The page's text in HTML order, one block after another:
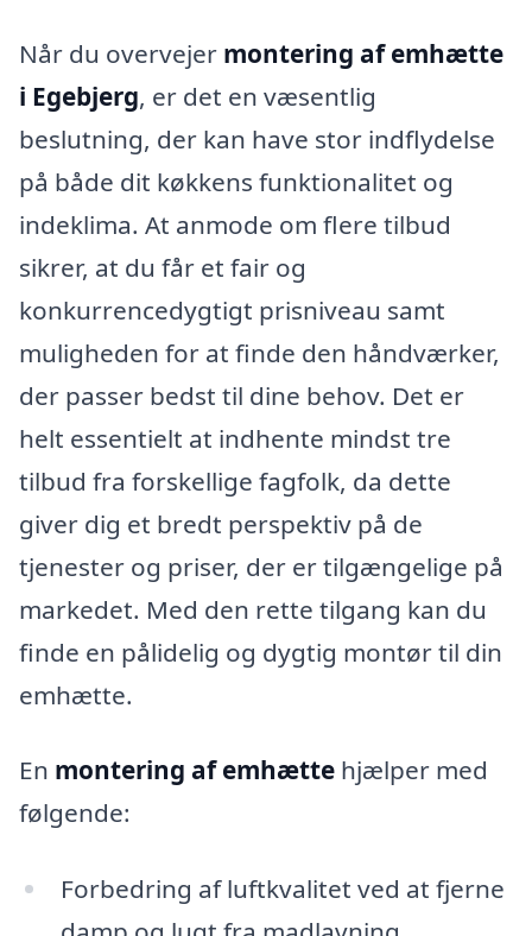
Når du overvejer montering af emhætte
i Egebjerg, er det en væsentlig
beslutning, der kan have stor indflydelse
på både dit køkkens funktionalitet og
indeklima. At anmode om flere tilbud
sikrer, at du får et fair og
konkurrencedygtigt prisniveau samt
muligheden for at finde den håndværker,
der passer bedst til dine behov. Det er
helt essentielt at indhente mindst tre
tilbud fra forskellige fagfolk, da dette
giver dig et bredt perspektiv på de
tjenester og priser, der er tilgængelige på
markedet. Med den rette tilgang kan du
finde en pålidelig og dygtig montør til din
emhætte.
En montering af emhætte hjælper med
følgende:
Forbedring af luftkvalitet ved at fjerne